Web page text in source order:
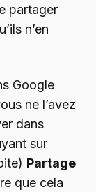
partager
n’en
Google
ne l’avez
dans
sur
Partage
que cela